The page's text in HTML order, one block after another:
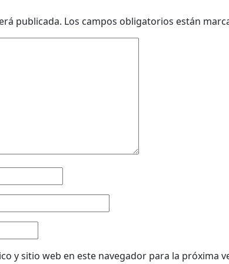
publicada. Los campos obligatorios están
y sitio web en este navegador para la próxima